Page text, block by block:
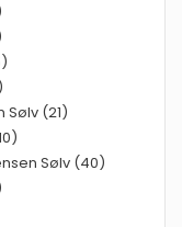
Sølv (21)
Sølv (40)